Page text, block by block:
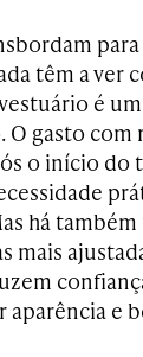
têm a ver
é
gasto com
o início do
há
mais
aparência e